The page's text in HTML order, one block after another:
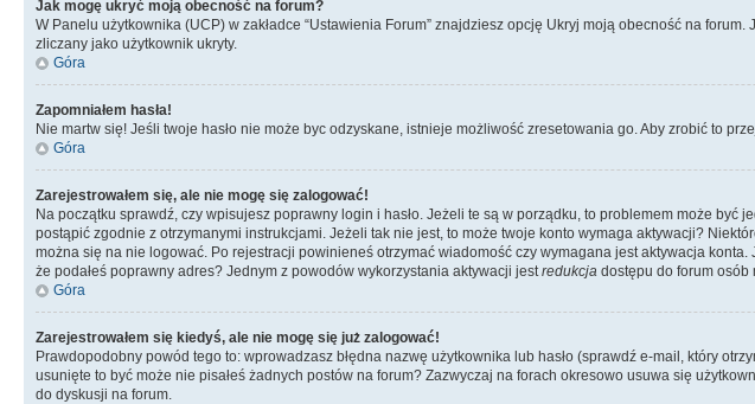
Jak mogę ukryć moją obecność na forum?
W Panelu użytkownika (UCP) w zakładce “Ustawienia Forum” znajdziesz opcję Ukryj moją obecność na
zliczany jako użytkownik ukryty.
Góra
Zapomniałem hasła!
Nie martw się! Jeśli twoje hasło nie może byc odzyskane, istnieje możliwość zresetowania go. Aby zrobić to
Góra
Zarejestrowałem się, ale nie mogę się zalogować!
Na początku sprawdź, czy wpisujesz poprawny login i hasło. Jeżeli te są w porządku, to problemem może być
postąpić zgodnie z otrzymanymi instrukcjami. Jeżeli tak nie jest, to może twoje konto wymaga aktywacji?
można się na nie logować. Po rejestracji powinieneś otrzymać wiadomość czy wymagana jest aktywacja
że podałeś poprawny adres? Jednym z powodów wykorzystania aktywacji jestredukcja dostępu do forum osób
Góra
Zarejestrowałem się kiedyś, ale nie mogę się już zalogować!
Prawdopodobny powód tego to: wprowadzasz błędna nazwę użytkownika lub hasło (sprawdź e-mail, który
usunięte to być może nie pisałeś żadnych postów na forum? Zazwyczaj na forach okresowo usuwa się
do dyskusji na forum.